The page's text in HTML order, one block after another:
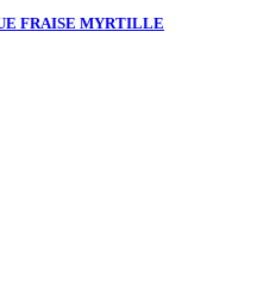
FRAISE MYRTILLE